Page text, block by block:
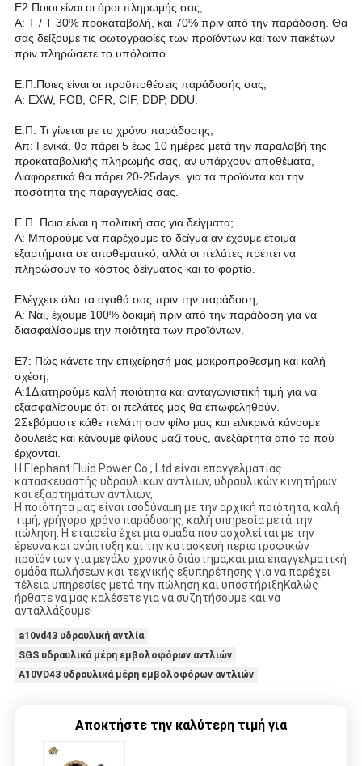
Ε2.Ποιοι είναι οι όροι πληρωμής σας;
Α: T / T 30% προκαταβολή, και 70% πριν από την παράδοση. Θα
σας δείξουμε τις φωτογραφίες των προϊόντων και των πακέτων
πριν πληρώσετε το υπόλοιπο.
Ε.Π.Ποιες είναι οι προϋποθέσεις παράδοσής σας;
Α: EXW, FOB, CFR, CIF, DDP, DDU.
Ε.Π. Τι γίνεται με το χρόνο παράδοσης;
Απ: Γενικά, θα πάρει 5 έως 10 ημέρες μετά την παραλαβή της
προκαταβολικής πληρωμής σας, αν υπάρχουν αποθέματα,
Διαφορετικά θα πάρει 20-25days. για τα προϊόντα και την
ποσότητα της παραγγελίας σας.
Ε.Π. Ποια είναι η πολιτική σας για δείγματα;
Α: Μπορούμε να παρέχουμε το δείγμα αν έχουμε έτοιμα
εξαρτήματα σε αποθεματικό, αλλά οι πελάτες πρέπει να
πληρώσουν το κόστος δείγματος και το φορτίο.
Ελέγχετε όλα τα αγαθά σας πριν την παράδοση;
Α: Ναι, έχουμε 100% δοκιμή πριν από την παράδοση για να
διασφαλίσουμε την ποιότητα των προϊόντων.
Ε7: Πώς κάνετε την επιχείρησή μας μακροπρόθεσμη και καλή
σχέση;
Α:1Διατηρούμε καλή ποιότητα και ανταγωνιστική τιμή για να
εξασφαλίσουμε ότι οι πελάτες μας θα επωφεληθούν.
2Σεβόμαστε κάθε πελάτη σαν φίλο μας και ειλικρινά κάνουμε
δουλειές και κάνουμε φίλους μαζί τους, ανεξάρτητα από το πού
έρχονται.
Η Elephant Fluid Power Co., Ltd είναι επαγγελματίας
κατασκευαστής υδραυλικών αντλιών, υδραυλικών κινητήρων
και εξαρτημάτων αντλιών,
Η ποιότητα μας είναι ισοδύναμη με την αρχική ποιότητα, καλή
τιμή, γρήγορο χρόνο παράδοσης, καλή υπηρεσία μετά την
πώληση. Η εταιρεία έχει μια ομάδα που ασχολείται με την
έρευνα και ανάπτυξη και την κατασκευή περιστροφικών
προϊόντων για μεγάλο χρονικό διάστημα,και μια επαγγελματική
ομάδα πωλήσεων και τεχνικής εξυπηρέτησης για να παρέχει
τέλεια υπηρεσίες μετά την πώληση και υποστήριξηΚαλώς
ήρθατε να μας καλέσετε για να συζητήσουμε και να
ανταλλάξουμε!
a10vd43 υδραυλική αντλία
SGS υδραυλικά μέρη εμβολοφόρων αντλιών
A10VD43 υδραυλικά μέρη εμβολοφόρων αντλιών
Αποκτήστε την καλύτερη τιμή για